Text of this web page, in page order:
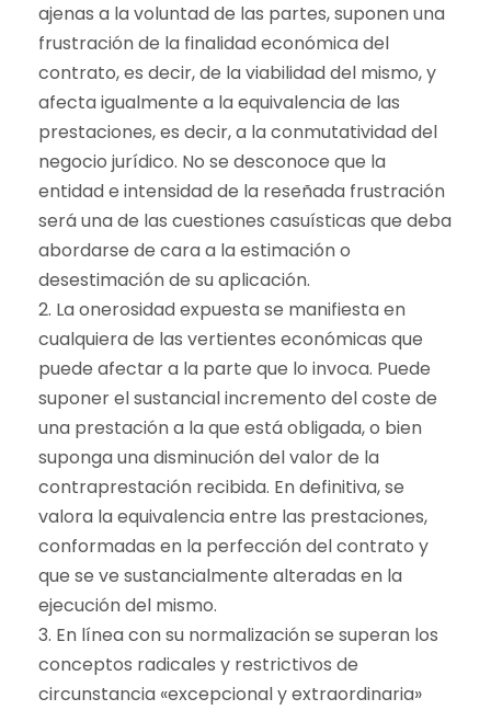
ajenas a la voluntad de las partes, suponen una
frustración de la finalidad económica del
contrato, es decir, de la viabilidad del mismo, y
afecta igualmente a la equivalencia de las
prestaciones, es decir, a la conmutatividad del
negocio jurídico. No se desconoce que la
entidad e intensidad de la reseñada frustración
será una de las cuestiones casuísticas que deba
abordarse de cara a la estimación o
desestimación de su aplicación.
2. La onerosidad expuesta se manifiesta en
cualquiera de las vertientes económicas que
puede afectar a la parte que lo invoca. Puede
suponer el sustancial incremento del coste de
una prestación a la que está obligada, o bien
suponga una disminución del valor de la
contraprestación recibida. En definitiva, se
valora la equivalencia entre las prestaciones,
conformadas en la perfección del contrato y
que se ve sustancialmente alteradas en la
ejecución del mismo.
3. En línea con su normalización se superan los
conceptos radicales y restrictivos de
circunstancia «excepcional y extraordinaria»